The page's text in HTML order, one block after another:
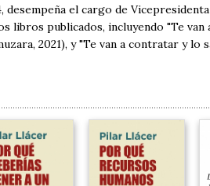
desempeña el cargo de
libros publicados, incluyendo "Te
2021), y "Te van a contratar y lo